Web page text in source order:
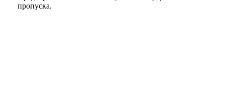
пропуска.